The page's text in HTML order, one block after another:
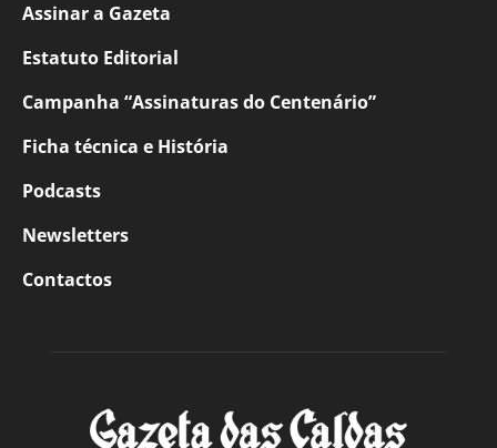
Assinar a Gazeta
Estatuto Editorial
Campanha “Assinaturas do Centenário”
Ficha técnica e História
Podcasts
Newsletters
Contactos